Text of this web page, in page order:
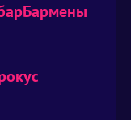
Бармены